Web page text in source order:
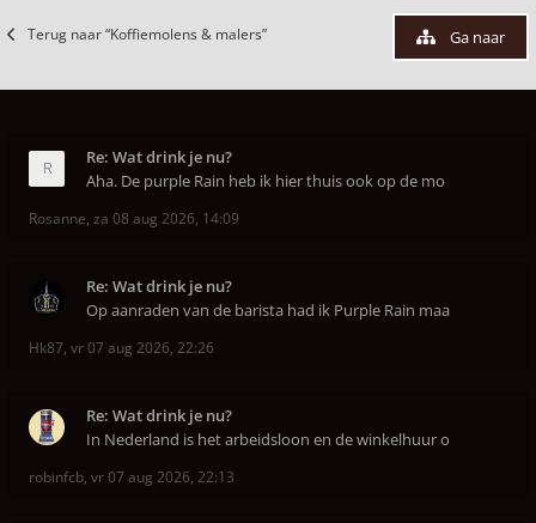
Terug naar “Koffiemolens & malers” Ga naar
Re: Wat drink je nu?
Aha. De purple Rain heb ik hier thuis ook op de mo
Rosanne, za 08 aug 2026, 14:09
Re: Wat drink je nu?
Op aanraden van de barista had ik Purple Rain maa
Hk87, vr 07 aug 2026, 22:26
Re: Wat drink je nu?
In Nederland is het arbeidsloon en de winkelhuur o
robinfcb, vr 07 aug 2026, 22:13